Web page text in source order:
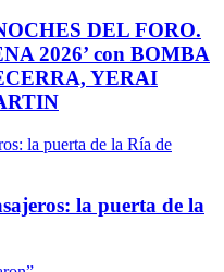
DEL FORO.
2026’ con BOMBA
YERAI
la puerta de la